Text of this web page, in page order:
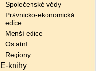
Společenské vědy
Právnicko-ekonomická
edice
Menší edice
Ostatní
Regiony
E-knihy